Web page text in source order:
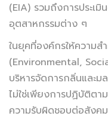
(EIA) รวมถึงการประเ
อุตสาหกรรมต่าง ๆ
ในยุคที่องค์กรให้ความ
(Environmental,
บริหารจัดการกลิ่นและ
ไม่ใช่เพียงการปฏิบัติต
ความรับผิดชอบต่อสังค